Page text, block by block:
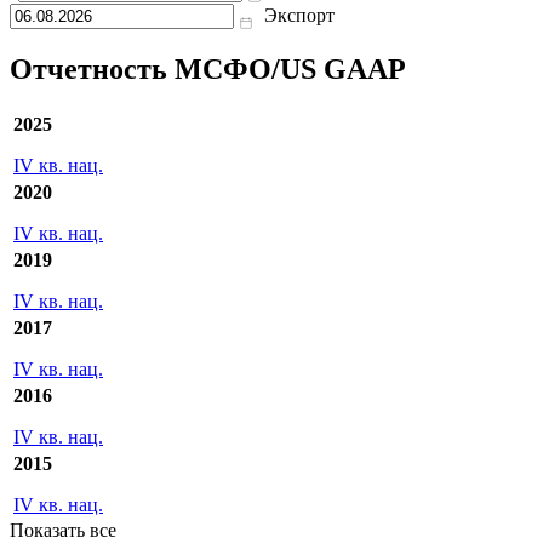
Экспорт
Отчетность МСФО/US GAAP
2025
IV кв. нац.
2020
IV кв. нац.
2019
IV кв. нац.
2017
IV кв. нац.
2016
IV кв. нац.
2015
IV кв. нац.
Показать все